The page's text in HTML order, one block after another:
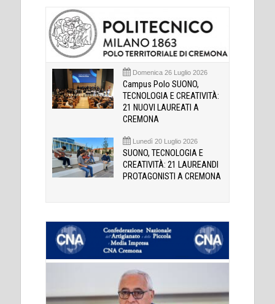
Domenica 26 Luglio 2026
Campus Polo SUONO,
TECNOLOGIA E CREATIVITÀ:
21 NUOVI LAUREATI A
CREMONA
Lunedì 20 Luglio 2026
SUONO, TECNOLOGIA E
CREATIVITÀ: 21 LAUREANDI
PROTAGONISTI A CREMONA